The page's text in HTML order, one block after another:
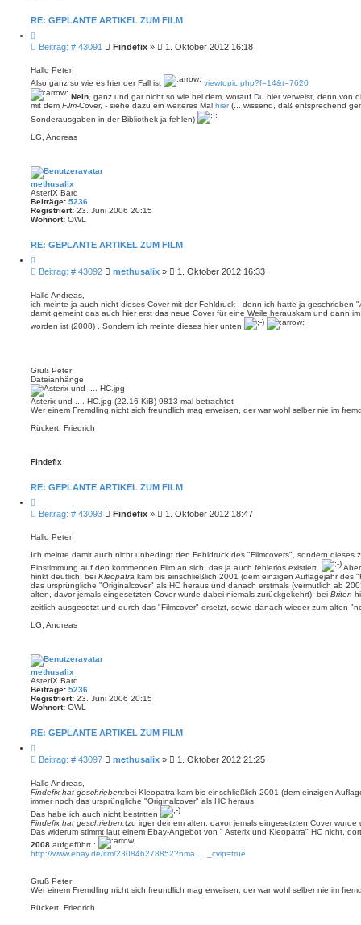
RE: GEPLANTE ARTIKEL ZUM FILM
i
t
e
e
n
Beitrag: # 43091 B
t
a
Findefix » 1. Oktober 2012 16:18
Hallo Peter!
Also ganz so wie es hier der Fall ist
viewtopic.php?f=14&t=7620
Nein , ganz und gar nicht so wie bei dem, worauf Du hier verweist, denn von
mit dem Film-Cover, - siehe dazu ein weiteres Mal hier(... wissend, daß entsprechend
Sonderausgaben in der Bibliothek ja fehlen)
LG, Andreas
methusalix
AsterIX Bard
Beiträge: 5236
Registriert: 23. Juni 2006 20:15
Wohnort: OWL
RE: GEPLANTE ARTIKEL ZUM FILM
i
t
e
r
e
Beitrag: # 43092B
t
r
a
methusalix » 1. Oktober 2012 16:33
Hallo Andreas,
ich meinte ja auch nicht dieses Cover mit der Fehldruck , denn ich hatte ja geschrieben
damit gemeint das auch hier erst das neue Cover für eine Weile herauskam und dann
worden ist (2008) . Sondern ich meinte dieses hier unten
Gruß Peter
Dateianhänge
Asterix und .... HC.jpg (22.16 KiB) 9813 mal betrachtet
Wer einem Fremdling nicht sich freundlich mag erweisen, der war wohl selber nie im
Rückert, Friedrich
Findefix
RE: GEPLANTE ARTIKEL ZUM FILM
i
t
e
e
Beitrag: # 43093B
r
a
g
Findefix » 1. Oktober 2012 18:47
Hallo Peter!
Ich meinte damit auch nicht unbedingt den Fehldruck des "Filmcovers", sondern dieses
Einstimmung auf den kommenden Film an sich, das ja auch fehlerlos existiert.
hinkt deutlich: bei Kleopatra kam bis einschließlich 2001 (dem einzigen Auflagejahr des
das ursprüngliche "Originalcover" als HC heraus und danach erstmals (vermutlich ab
alten, davor jemals eingesetzten Cover wurde dabei niemals zurückgekehrt); bei Briten
zeitlich ausgesetzt und durch das "Filmcover" ersetzt, sowie danach wieder zum alten
LG, Andreas
methusalix
AsterIX Bard
Beiträge: 5236
Registriert: 23. Juni 2006 20:15
Wohnort: OWL
RE: GEPLANTE ARTIKEL ZUM FILM
i
t
e
r
e
Beitrag: # 43097B
t
r
a
g
methusalix » 1. Oktober 2012 21:25
Hallo Andreas,
Findefix hat geschrieben:bei Kleopatra kam bis einschließlich 2001 (dem einzigen
immer noch das ursprüngliche "Originalcover" als HC heraus
Das habe ich auch nicht bestritten
Findefix hat geschrieben:(zu irgendeinem alten, davor jemals eingesetzten Cover wurde
Das widerum stimmt laut einem Ebay-Angebot von " Asterix und Kleopatra" HC nicht,
2008 aufgeführt :
http://www.ebay.de/itm/230846278852?nma ... _cvip=true
Gruß Peter
Wer einem Fremdling nicht sich freundlich mag erweisen, der war wohl selber nie im
Rückert, Friedrich